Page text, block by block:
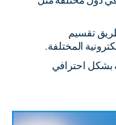
تقسيم
المختلفة.
بشكل احترافي